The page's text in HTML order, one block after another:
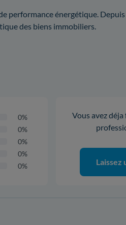
performance énergétique.
des biens immobiliers.
0%
0%
0%
0%
0%
Vous avez
Laissez